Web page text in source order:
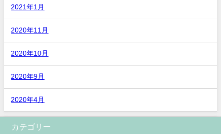
2021年1月
2020年11月
2020年10月
2020年9月
2020年4月
カテゴリー